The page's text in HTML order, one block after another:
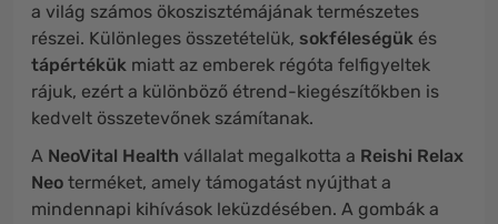
a világ számos ökoszisztémájának természetes
részei. Különleges összetételük, sokféleségük és
tápértékük miatt az emberek régóta felfigyeltek
rájuk, ezért a különböző étrend-kiegészítőkben is
kedvelt összetevőnek számítanak.
A NeoVital Health vállalat megalkotta a Reishi Relax
Neo terméket, amely támogatást nyújthat a
mindennapi kihívások leküzdésében. A gombák a